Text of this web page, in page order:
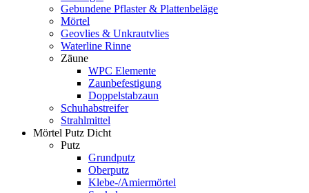
Gebundene Pflaster & Plattenbeläge
Mörtel
Geovlies & Unkrautvlies
Waterline Rinne
Zäune
WPC Elemente
Zaunbefestigung
Doppelstabzaun
Schuhabstreifer
Strahlmittel
Mörtel Putz Dicht
Putz
Grundputz
Oberputz
Klebe-/Amiermörtel